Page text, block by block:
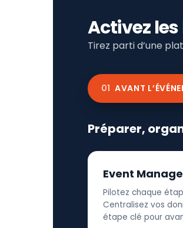
Activez
Tirez parti d’une
01 AVANT
Préparer,
Event
Pilotez chaque
Centralisez vos
étape clé pour